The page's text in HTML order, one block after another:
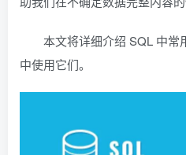
本文将详细介绍 SQL 中常
中使用它们。